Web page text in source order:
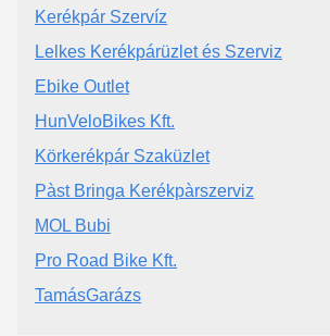
Kerékpár Szervíz
Lelkes Kerékpárüzlet és Szerviz
Ebike Outlet
HunVeloBikes Kft.
Körkerékpár Szaküzlet
Pàst Bringa Kerékpàrszerviz
MOL Bubi
Pro Road Bike Kft.
TamásGarázs